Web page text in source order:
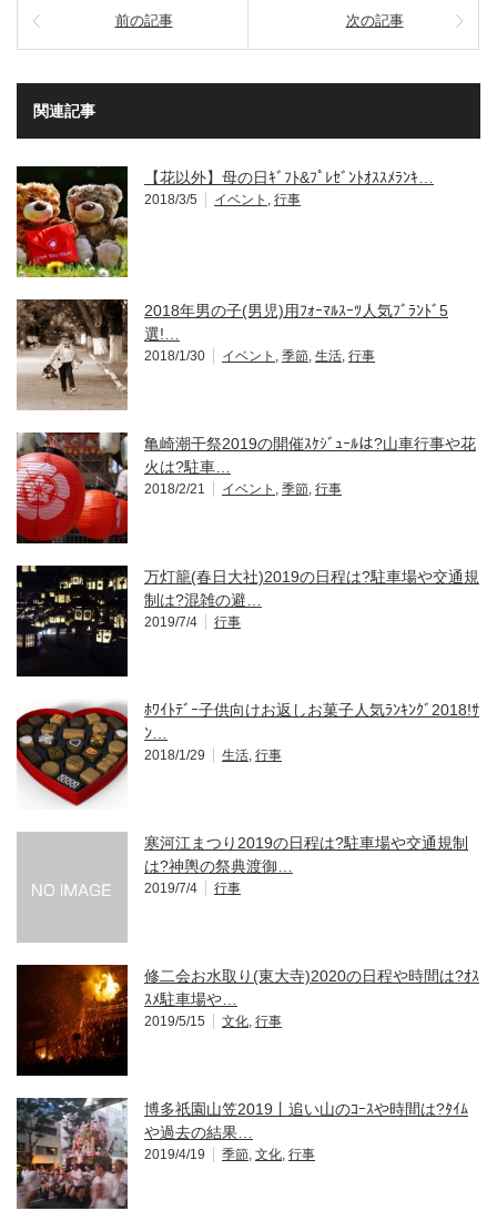
前の記事 次の記事
関連記事
【花以外】母の日ｷﾞﾌﾄ&ﾌﾟﾚｾﾞﾝﾄｵｽｽﾒﾗﾝｷ…
2018/3/5 イベント , 行事
2018年男の子(男児)用ﾌｫｰﾏﾙｽｰﾂ人気ﾌﾞﾗﾝﾄﾞ5
選!…
2018/1/30 イベント , 季節, 生活, 行事
亀崎潮干祭2019の開催ｽｹｼﾞｭｰﾙは?山車行事や花
火は?駐車…
2018/2/21 イベント , 季節, 行事
万灯籠(春日大社)2019の日程は?駐車場や交通規
制は?混雑の避…
2019/7/4 行事
ﾎﾜｲﾄﾃﾞｰ子供向けお返しお菓子人気ﾗﾝｷﾝｸﾞ2018!ｻ
ﾝ…
2018/1/29 生活, 行事
寒河江まつり2019の日程は?駐車場や交通規制
は?神輿の祭典渡御…
2019/7/4 行事
修二会お水取り(東大寺)2020の日程や時間は?ｵｽ
ｽﾒ駐車場や…
2019/5/15 文化, 行事
博多祇園山笠2019丨追い山のｺｰｽや時間は?ﾀｲﾑ
や過去の結果…
2019/4/19 季節, 文化, 行事